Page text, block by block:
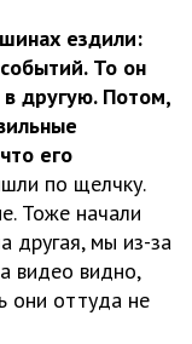
ездили:
То он
другую. Потом,
его
по щелчку.
Тоже начали
другая, мы из-за
видео видно,
они оттуда не